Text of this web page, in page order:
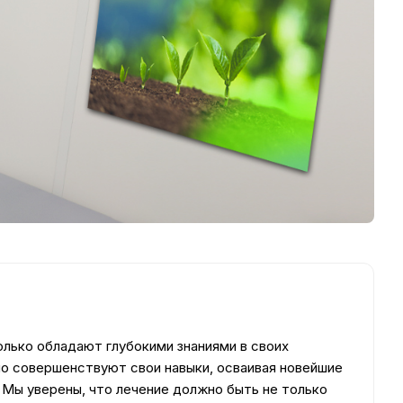
обладают глубокими знаниями в своих
совершенствуют свои навыки, осваивая новейшие
уверены, что лечение должно быть не только